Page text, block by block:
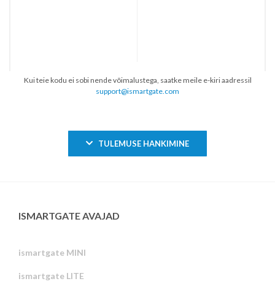
Kui teie kodu ei sobi nende võimalustega, saatke meile e-kiri aadressil
support@ismartgate.com
TULEMUSE HANKIMINE
ISMARTGATE AVAJAD
ismartgate MINI
ismartgate LITE